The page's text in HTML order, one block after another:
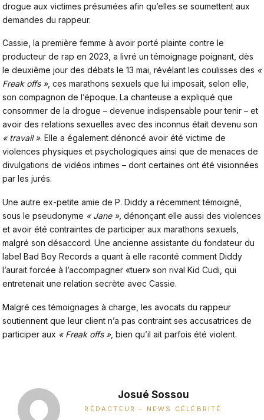
drogue aux victimes présumées afin qu’elles se soumettent aux
demandes du rappeur.
Cassie, la première femme à avoir porté plainte contre le
producteur de rap en 2023, a livré un témoignage poignant, dès
le deuxième jour des débats le 13 mai, révélant les coulisses des «
Freak offs », ces marathons sexuels que lui imposait, selon elle,
son compagnon de l’époque. La chanteuse a expliqué que
consommer de la drogue – devenue indispensable pour tenir – et
avoir des relations sexuelles avec des inconnus était devenu son
« travail ». Elle a également dénoncé avoir été victime de
violences physiques et psychologiques ainsi que de menaces de
divulgations de vidéos intimes – dont certaines ont été visionnées
par les jurés.
Une autre ex-petite amie de P. Diddy a récemment témoigné
sous le pseudonyme « Jane », dénonçant elle aussi des violences
et avoir été contraintes de participer aux marathons sexuels,
malgré son désaccord. Une ancienne assistante du fondateur du
label Bad Boy Records a quant à elle raconté comment Diddy
l’aurait forcée à l’accompagner «tuer» son rival Kid Cudi, qui
entretenait une relation secrète avec Cassie.
Malgré ces témoignages à charge, les avocats du rappeur
soutiennent que leur client n’a pas contraint ses accusatrices de
participer aux « Freak offs », bien qu’il ait parfois été violent.
Josué Sossou
RÉDACTEUR – NEWS CÉLÉBRITÉ